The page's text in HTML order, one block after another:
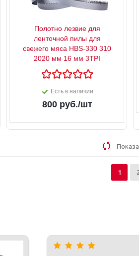
Полотно лезвие для
ленточной пилы для
свежего мяса HBS-330 310
2020 мм 16 мм 3TPI
Есть в наличии
800руб./шт
1